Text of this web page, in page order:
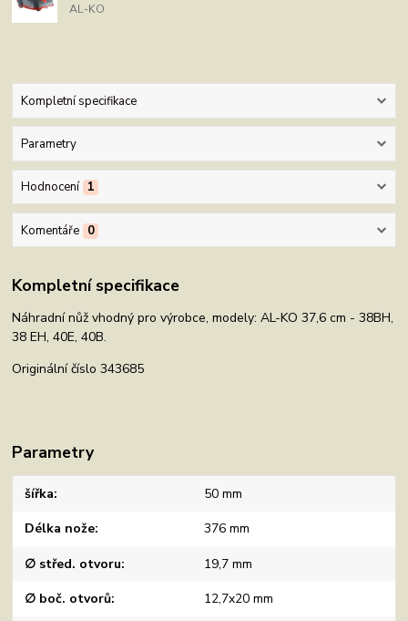
AL-KO
Kompletní specifikace
Parametry
Hodnocení 1
Komentáře 0
Kompletní specifikace
Náhradní nůž vhodný pro výrobce, modely: AL-KO 37,6 cm - 38BH,
38 EH, 40E, 40B.
Originální číslo 343685
Parametry
šířka 50 mm
Délka nože 376 mm
∅ střed. otvoru 19,7 mm
∅ boč. otvorů 12,7x20 mm